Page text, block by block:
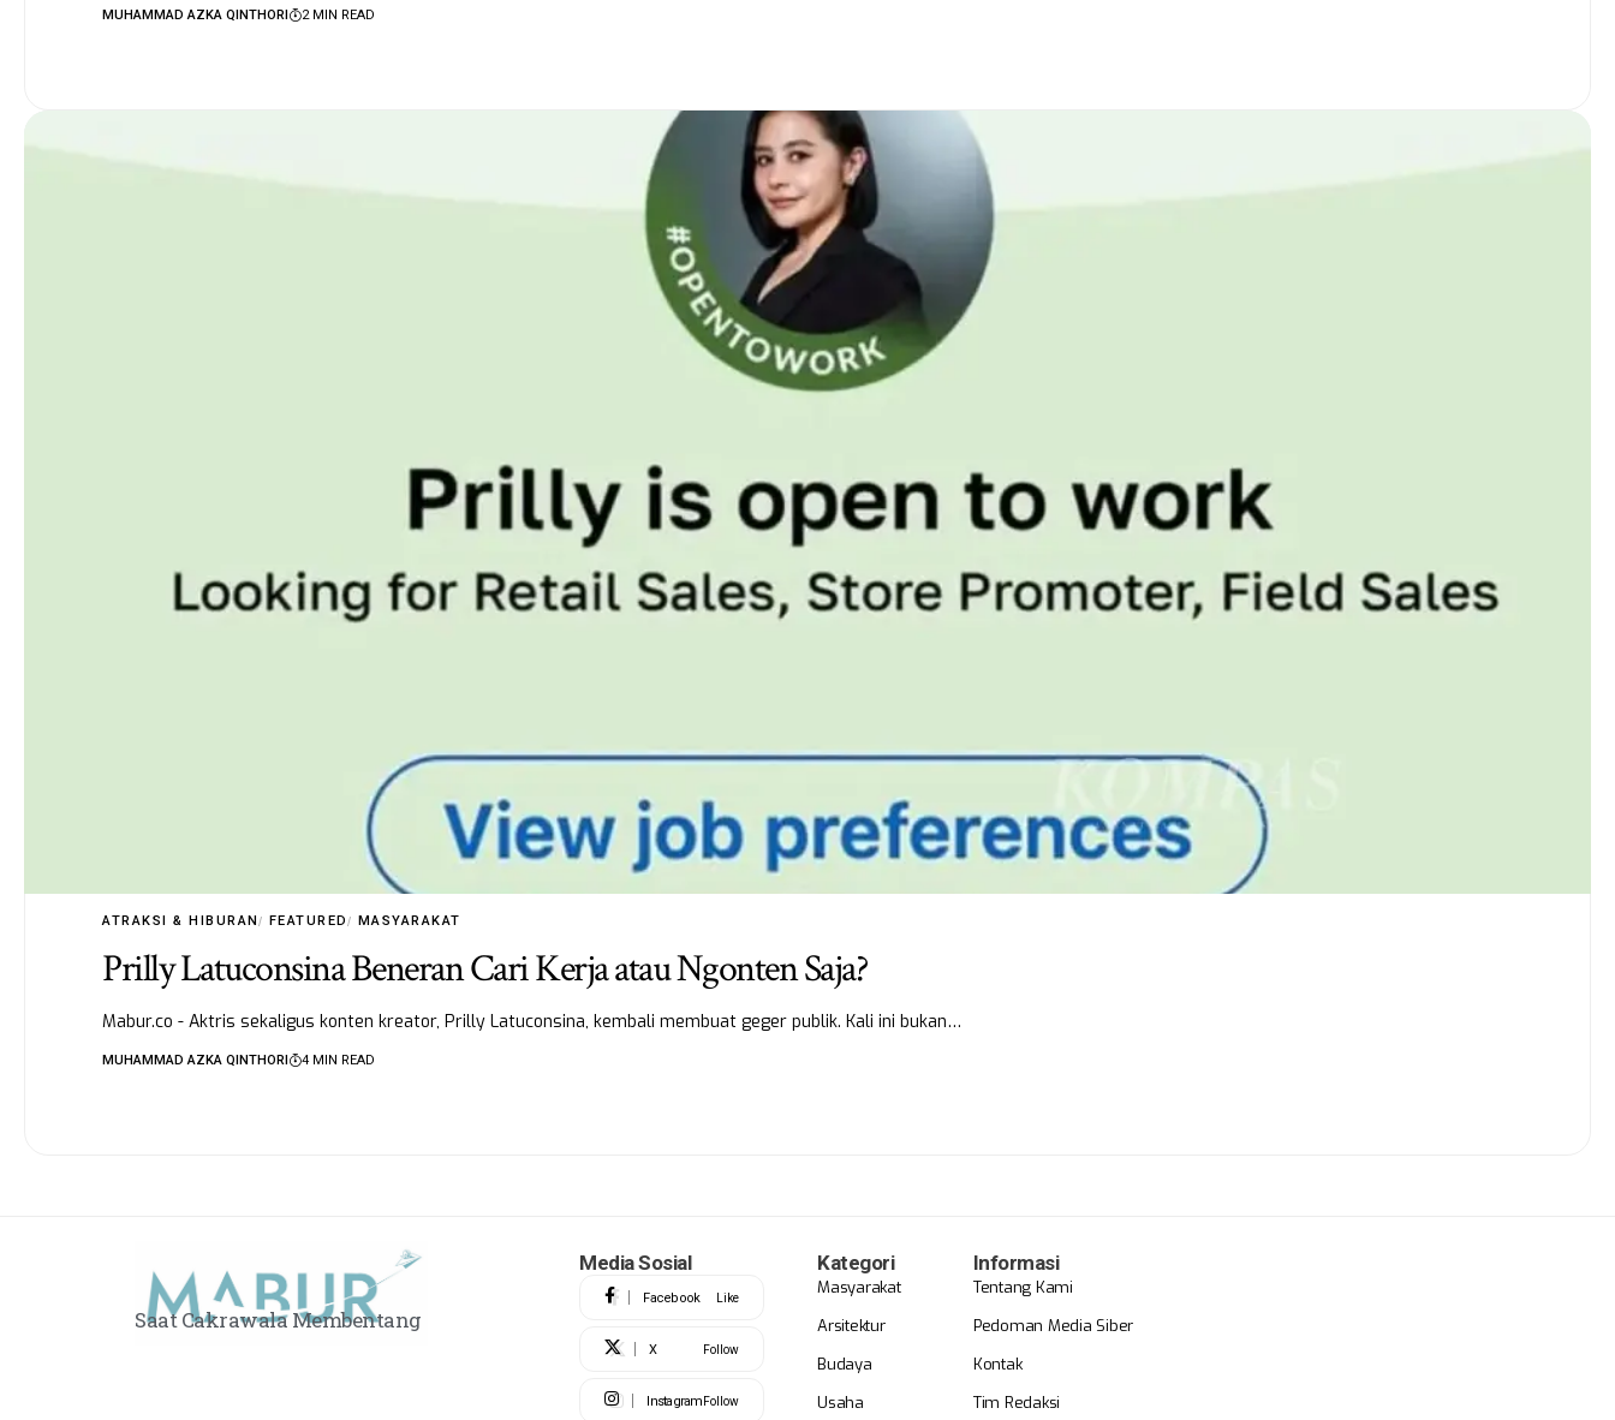
MUHAMMAD AZKA QINTHORI 2 MIN READ
ATRAKSI & HIBURAN FEATURED MASYARAKAT
Prilly Latuconsina Beneran Cari Kerja atau Ngonten Saja?
Mabur.co - Aktris sekaligus konten kreator, Prilly Latuconsina, kembali membuat geger publik. Kali ini bukan…
MUHAMMAD AZKA QINTHORI 4 MIN READ
Saat Cakrawala Membentang
Media Sosial
Facebook Like
X Follow
Instagram Follow
Kategori
Masyarakat
Arsitektur
Budaya
Usaha
Informasi
Tentang Kami
Pedoman Media Siber
Kontak
Tim Redaksi